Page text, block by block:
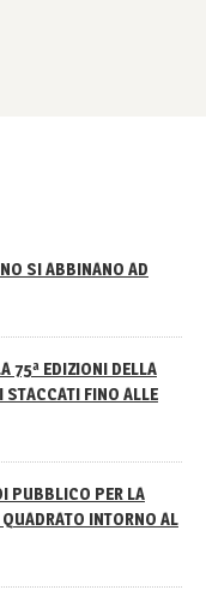
SI ABBINANO AD
75ª EDIZIONI DELLA
FINO ALLE
PUBBLICO PER LA
INTORNO AL